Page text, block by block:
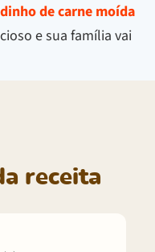
de carne moída
e sua família vai
receita